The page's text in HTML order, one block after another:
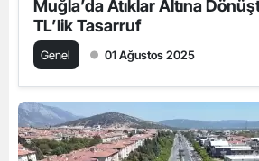
Muğla’da Atıklar Altına
TL’lik Tasarruf
Genel 01 Ağustos 2025